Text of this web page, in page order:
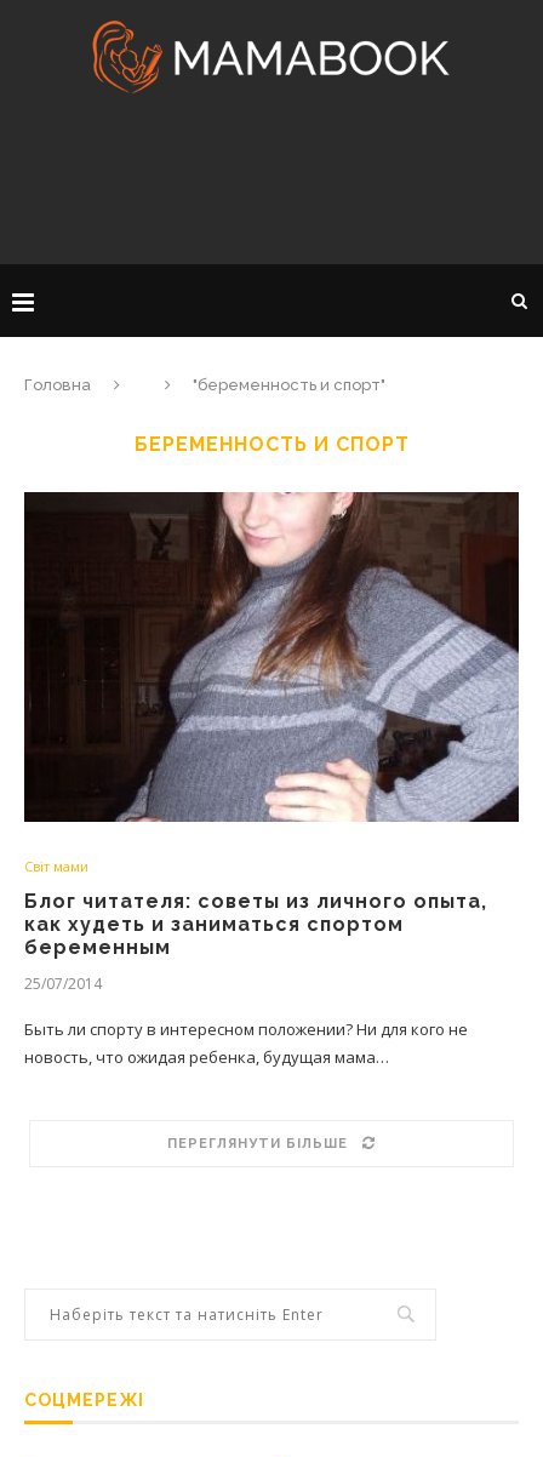
Головна "беременность и спорт"
БЕРЕМЕННОСТЬ И СПОРТ
Світ мами
Блог читателя: советы из личного опыта,
как худеть и заниматься спортом
беременным
25/07/2014
Быть ли спорту в интересном положении? Ни для кого не
новость, что ожидая ребенка, будущая мама…
ПЕРЕГЛЯНУТИ БІЛЬШЕ
СОЦМЕРЕЖІ